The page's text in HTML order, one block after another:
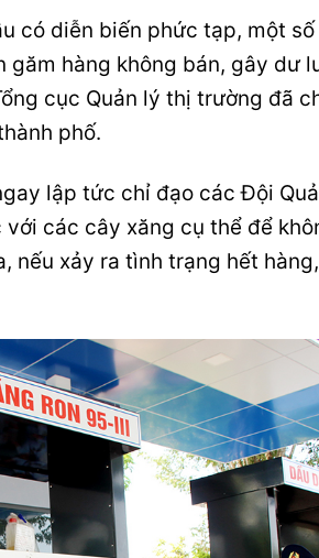
có diễn biến phức tạp, một
hàng không bán, gây dư
cục Quản lý thị trường đã
phố.
lập tức chỉ đạo các Đội
các cây xăng cụ thể để
nếu xảy ra tình trạng hết